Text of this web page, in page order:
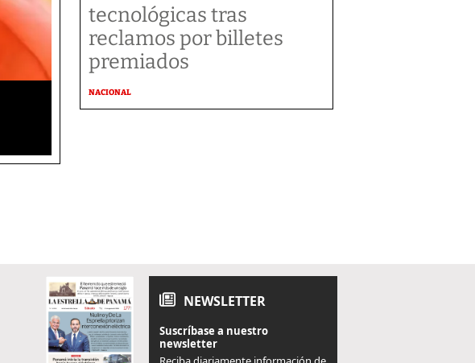
tecnológicas tras
reclamos por billetes
premiados
NACIONAL
NEWSLETTER
Suscríbase a nuestro
newsletter